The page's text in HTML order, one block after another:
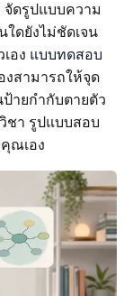
ดรูปแบบความ
ดยังไม่ชัดเจน
อง แบบทดสอบ
งสามารถให้จุด
ป้ายกำกับตายตัว
ชา รูปแบบสอบ
ณเอง